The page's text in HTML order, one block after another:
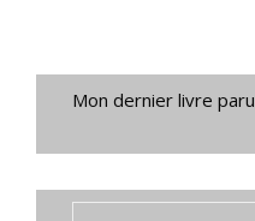
Mon dernier livre paru